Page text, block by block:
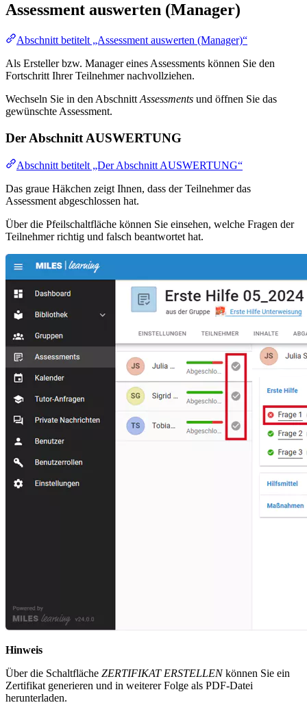
Assessment auswerten (Manager)
Abschnitt betitelt „Assessment auswerten (Manager)“
Als Ersteller bzw. Manager eines Assessments können Sie den
Fortschritt Ihrer Teilnehmer nachvollziehen.
Wechseln Sie in den Abschnitt Assessments und öffnen Sie das
gewünschte Assessment.
Der Abschnitt AUSWERTUNG
Abschnitt betitelt „Der Abschnitt AUSWERTUNG“
Das graue Häkchen zeigt Ihnen, dass der Teilnehmer das
Assessment abgeschlossen hat.
Über die Pfeilschaltfläche können Sie einsehen, welche Fragen der
Teilnehmer richtig und falsch beantwortet hat.
Hinweis
Über die Schaltfläche ZERTIFIKAT ERSTELLENkönnen Sie ein
Zertifikat generieren und in weiterer Folge als PDF-Datei
herunterladen.